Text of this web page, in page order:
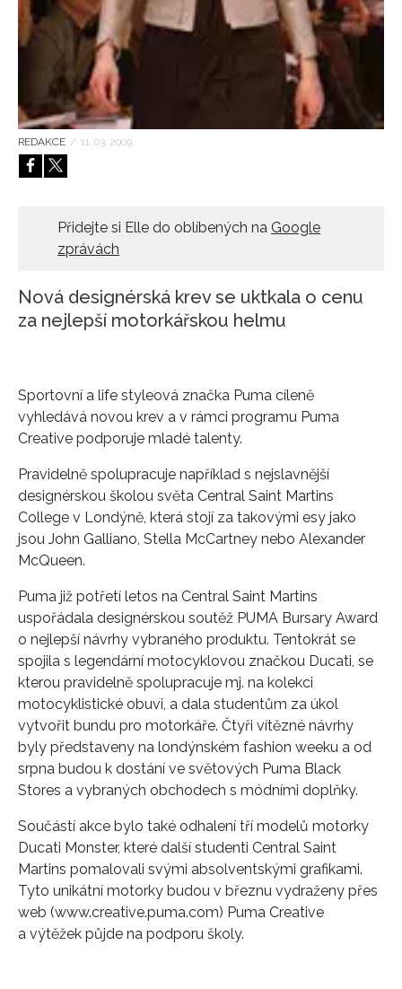
HOME
REDAKCE / 11. 03. 2009
Přidejte si Elle do oblíbených na Google
zprávách
Nová designérská krev se uktkala o cenu
za nejlepší motorkářskou helmu
Sportovní a life styleová značka Puma cíleně
vyhledává novou krev a v rámci programu Puma
Creative podporuje mladé talenty.
Pravidelně spolupracuje například s nejslavnější
designérskou školou světa Central Saint Martins
College v Londýně, která stojí za takovými esy jako
jsou John Galliano, Stella McCartney nebo Alexander
McQueen.
Puma již potřetí letos na Central Saint Martins
uspořádala designérskou soutěž PUMA Bursary Award
o nejlepší návrhy vybraného produktu. Tentokrát se
spojila s legendární motocyklovou značkou Ducati, se
kterou pravidelně spolupracuje mj. na kolekci
motocyklistické obuvi, a dala studentům za úkol
vytvořit bundu pro motorkáře. Čtyři vítězné návrhy
byly představeny na londýnském fashion weeku a od
srpna budou k dostání ve světových Puma Black
Stores a vybraných obchodech s módními doplňky.
Součástí akce bylo také odhalení tří modelů motorky
Ducati Monster, které další studenti Central Saint
Martins pomalovali svými absolventskými grafikami.
Tyto unikátní motorky budou v březnu vydraženy přes
web (www.creative.puma.com) Puma Creative
a výtěžek půjde na podporu školy.